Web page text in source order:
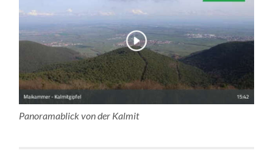
Panoramablick von der Kalmit